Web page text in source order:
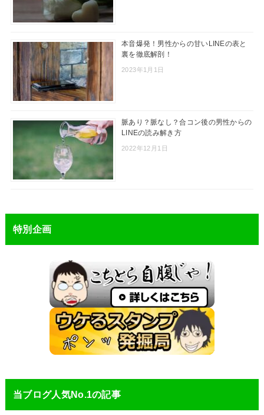
本音爆発！男性からの甘いLINEの表と
裏を徹底解剖！
2023年1月1日
脈あり？脈なし？合コン後の男性からの
LINEの読み解き方
2022年12月1日
特別企画
当ブログ人気No.1の記事